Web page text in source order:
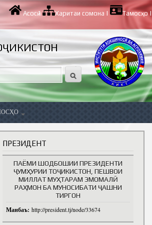
Асосӣ| Харитаи сомона | Тамосҳо|
ПРЕЗИДЕНТ
ПАЁМИ ШОДБОШИИ ПРЕЗИДЕНТИ
ҶУМҲУРИИ ТОҶИКИСТОН, ПЕШВОИ
МИЛЛАТ МУҲТАРАМ ЭМОМАЛӢ
РАҲМОН БА МУНОСИБАТИ ҶАШНИ
ТИРГОН
Манбаъ: http://president.tj/node/33674